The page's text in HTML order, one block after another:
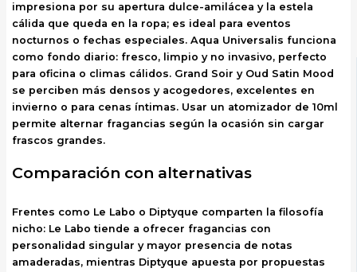
impresiona por su apertura dulce-amilácea y la estela
cálida que queda en la ropa; es ideal para eventos
nocturnos o fechas especiales. Aqua Universalis funciona
como fondo diario: fresco, limpio y no invasivo, perfecto
para oficina o climas cálidos. Grand Soir y Oud Satin Mood
se perciben más densos y acogedores, excelentes en
invierno o para cenas íntimas. Usar un atomizador de 10ml
permite alternar fragancias según la ocasión sin cargar
frascos grandes.
Comparación con alternativas
Frentes como Le Labo o Diptyque comparten la filosofía
nicho: Le Labo tiende a ofrecer fragancias con
personalidad singular y mayor presencia de notas
amaderadas, mientras Diptyque apuesta por propuestas